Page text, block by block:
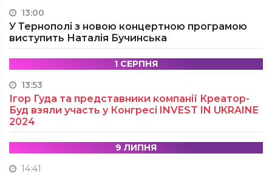
13:00
У Тернополі з новою концертною програмою
виступить Наталія Бучинська
1 СЕРПНЯ
13:53
Ігор Гуда та представники компанії Креатор-
Буд взяли участь у Конгресі INVEST IN UKRAINE
2024
9 ЛИПНЯ
14:41